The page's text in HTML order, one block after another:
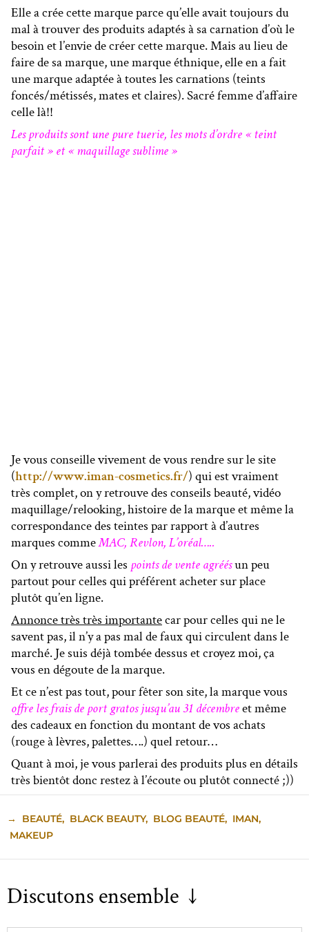
Elle a crée cette marque parce qu’elle avait toujours du
mal à trouver des produits adaptés à sa carnation d’où le
besoin et l’envie de créer cette marque. Mais au lieu de
faire de sa marque, une marque éthnique, elle en a fait
une marque adaptée à toutes les carnations (teints
foncés/métissés, mates et claires). Sacré femme d’affaire
celle là!!
Les produits sont une pure tuerie, les mots d’ordre « teint
parfait » et « maquillage sublime »
Je vous conseille vivement de vous rendre sur le site
(http://www.iman-cosmetics.fr/) qui est vraiment
très complet, on y retrouve des conseils beauté, vidéo
maquillage/relooking, histoire de la marque et même la
correspondance des teintes par rapport à d’autres
marques commeMAC, Revlon, L’oréal…..
On y retrouve aussi les points de vente agréésun peu
partout pour celles qui préférent acheter sur place
plutôt qu’en ligne.
Annonce très très importantecar pour celles qui ne le
savent pas, il n’y a pas mal de faux qui circulent dans le
marché. Je suis déjà tombée dessus et croyez moi, ça
vous en dégoute de la marque.
Et ce n’est pas tout, pour fêter son site, la marque vous
offre les frais de port gratos jusqu’au 31 décembreet même
des cadeaux en fonction du montant de vos achats
(rouge à lèvres, palettes….) quel retour…
Quant à moi, je vous parlerai des produits plus en détails
très bientôt donc restez à l’écoute ou plutôt connecté ;))
→ BEAUTÉ, BLACK BEAUTY, BLOG BEAUTÉ, IMAN,
MAKEUP
Discutons ensemble ↓